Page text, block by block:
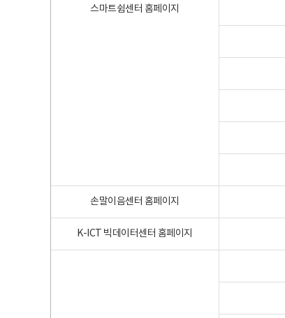
스마트쉼센터 홈페이지
손말이음센터 홈페이지
K-ICT 빅데이터센터 홈페이지